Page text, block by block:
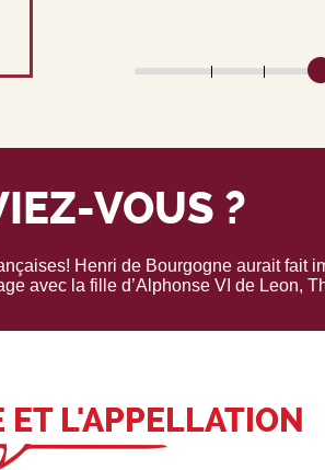
VOUS ?
Henri de Bourgogne aurait fait
avec la fille d’Alphonse VI de Leon,
ET L'APPELLATION